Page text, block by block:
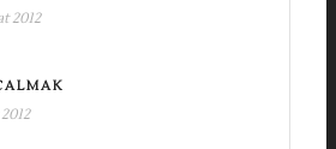
2012